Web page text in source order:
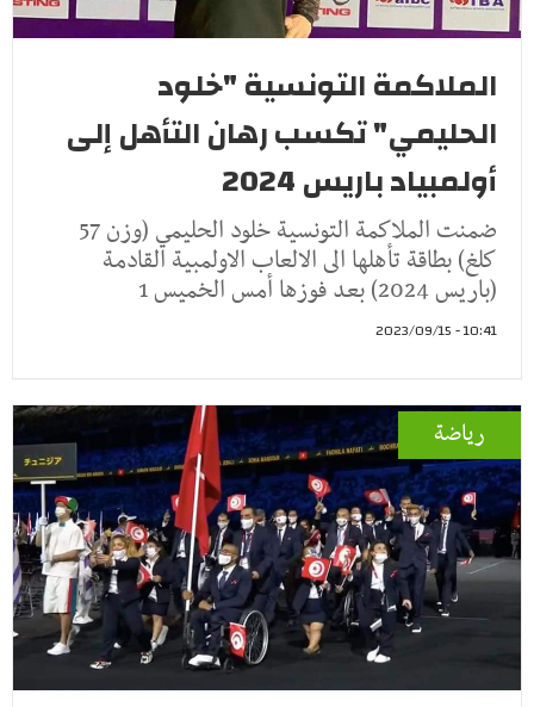
الملاكمة التونسية "خلود
الحليمي" تكسب رهان التأهل إلى
أولمبياد باريس 2024
ضمنت الملاكمة التونسية خلود الحليمي (وزن 57
كلغ) بطاقة تأهلها الى الالعاب الاولمبية القادمة
(باريس 2024) بعد فوزها أمس الخميس 1
10:41 - 2023/09/15
رياضة